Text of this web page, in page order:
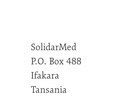
SolidarMed
P.O. Box 488
Ifakara
Tansania